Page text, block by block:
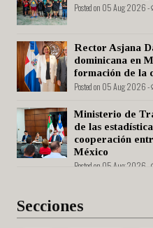
Posted on 05 Aug 2026 -
Rector Asjana
dominicana en
formación de la
Posted on 05 Aug 2026 -
Ministerio de
de las
cooperación
México
Posted on 05 Aug 2026 -
Secciones